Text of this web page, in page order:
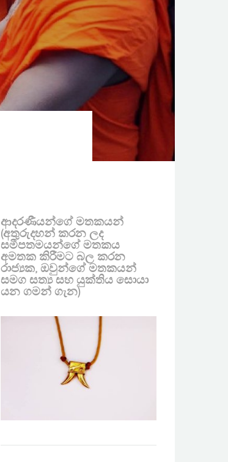
ආදරණීයන්ගේ මතකයන්
(අතුරුදහන් කරන ලද
සමීපතමයන්ගේ මතකය
අමතක කිරීමට බල කරන
රාජ්‍යක, ඔවුන්ගේ මතකයන්
සමග සත්‍ය සහ යුක්තිය සොයා
යන ගමන් ගැන)